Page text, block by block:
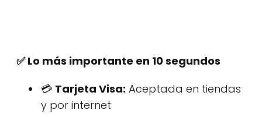
✅ Lo más importante en 10 segundos
💳 Tarjeta Visa: Aceptada en tiendas
y por internet